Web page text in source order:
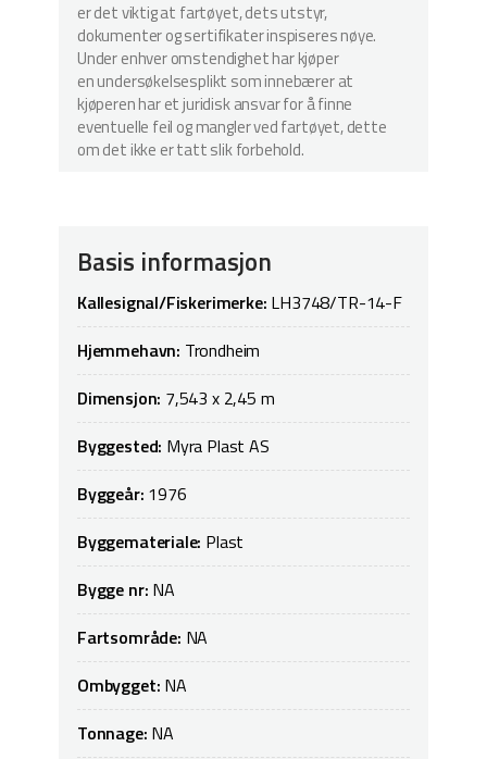
er det viktig at fartøyet, dets utstyr,
dokumenter og sertifikater inspiseres nøye.
Under enhver omstendighet har kjøper
en undersøkelsesplikt som innebærer at
kjøperen har et juridisk ansvar for å finne
eventuelle feil og mangler ved fartøyet, dette
om det ikke er tatt slik forbehold.
Basis informasjon
Kallesignal/Fiskerimerke: LH3748/TR-14-F
Hjemmehavn: Trondheim
Dimensjon: 7,543 x 2,45 m
Byggested: Myra Plast AS
Byggeår: 1976
Byggemateriale: Plast
Bygge nr: NA
Fartsområde: NA
Ombygget: NA
Tonnage: NA